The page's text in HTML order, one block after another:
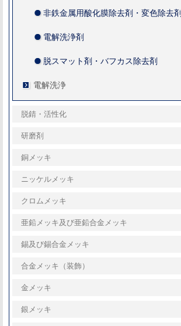
非鉄金属用酸化膜除去剤・変色除去剤
電解洗浄剤
脱スマット剤・バフカス除去剤
電解洗浄
脱錆・活性化
研磨剤
銅メッキ
ニッケルメッキ
クロムメッキ
亜鉛メッキ及び亜鉛合金メッキ
錫及び錫合金メッキ
合金メッキ（装飾）
金メッキ
銀メッキ